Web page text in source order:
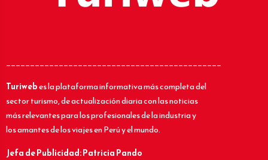
_____________________________________________
Turiwebes la plataforma informativa más completa del
sector turismo, de actualización diaria con las noticias
más relevantes para los profesionales de la industria y
los amantes de los viajes en Perú y el mundo.
Jefa de Publicidad: Patricia Pando